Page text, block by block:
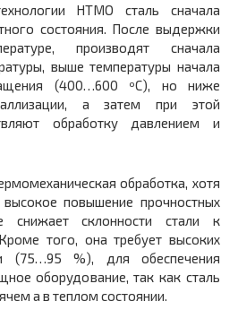
НТМО сталь сначала
состояния. После выдержки
производят сначала
выше температуры начала
(400…600 ºС), но ниже
а затем при этой
обработку давлением и
обработка, хотя
повышение прочностных
снижает склонности стали к
того, она требует высоких
(75…95 %), для обеспечения
оборудование, так как сталь
а в теплом состоянии.